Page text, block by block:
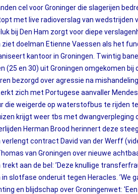
cel voor Groninger die slagerijen
met live radioverslag van wedstrijden
bij Den Ham zorgt voor diepe
ziet doelman Etienne Vaessen als het
kantoor in Groningen. Twintig
(25 en 30) uit Groningen omgekomen bij
bezorgd over agressie na
zich met Portugese aanvaller Mendes
die weigerde op waterstofbus te rijden
krijgt weer tbs met dwangverpleging
Herman Brood herinnert deze
verlengt contract David van der Werff
van Groningen over nieuwe
trekt aan de bel: ’Deze knullige
in slotfase onderuit tegen Heracles. ’We
en blijdschap over Groningenwet: